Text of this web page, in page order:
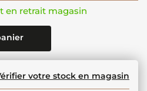
en retrait magasin
votre stock en magasin